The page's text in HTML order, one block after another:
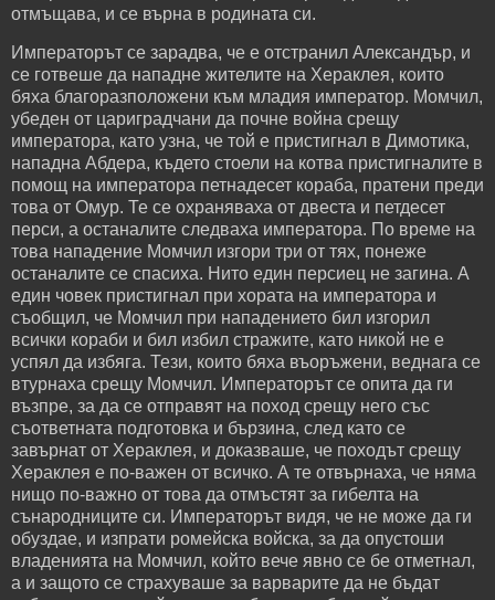
отмъщава, и се върна в родината си.
Императорът се зарадва, че е отстранил Александър, и
се готвеше да нападне жителите на Хераклея, които
бяха благоразположени към младия император. Момчил,
убеден от цариградчани да почне война срещу
императора, като узна, че той е пристигнал в Димотика,
нападна Абдера, където стоели на котва пристигналите в
помощ на императора петнадесет кораба, пратени преди
това от Омур. Те се охраняваха от двеста и петдесет
перси, а останалите следваха императора. По време на
това нападение Момчил изгори три от тях, понеже
останалите се спасиха. Нито един персиец не загина. А
един човек пристигнал при хората на императора и
съобщил, че Момчил при нападението бил изгорил
всички кораби и бил избил стражите, като никой не е
успял да избяга. Тези, които бяха въоръжени, веднага се
втурнаха срещу Момчил. Императорът се опита да ги
възпре, за да се отправят на поход срещу него със
съответната подготовка и бързина, след като се
завърнат от Хераклея, и доказваше, че походът срещу
Хераклея е по-важен от всичко. А те отвърнаха, че няма
нищо по-важно от това да отмъстят за гибелта на
сънародниците си. Императорът видя, че не може да ги
обуздае, и изпрати ромейска войска, за да опустоши
владенията на Момчил, който вече явно се бе отметнал,
а и защото се страхуваше за варварите да не бъдат